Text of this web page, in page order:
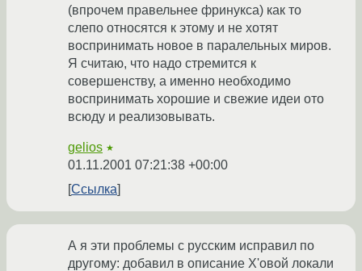
(впрочем правельнее фринукса) как то
слепо относятся к этому и не хотят
воспринимать новое в паралельных миров.
Я считаю, что надо стремится к
совершенству, а именно необходимо
воспринимать хорошие и свежие идеи ото
всюду и реализовывать.
gelios ★
01.11.2001 07:21:38 +00:00
Ссылка
А я эти проблемы с русским исправил по
другому: добавил в описание X'овой локали